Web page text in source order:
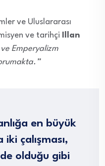
ve Uluslararası
ve tarihçi
Illan
ve Emperyalizm
en büyük
iki çalışması,
olduğu gibi